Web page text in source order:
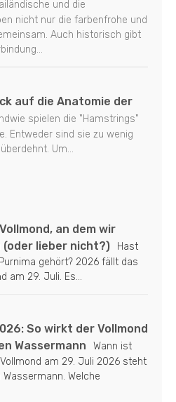
und die
nicht nur die farbenfrohe und
Auch historisch gibt
auf die Anatomie der
spielen die "Hamstrings"
Entweder sind sie zu wenig
Um...
an dem wir
(oder lieber nicht?)
Hast
gehört? 2026 fällt das
am 29. Juli. Es...
So wirkt der Vollmond
Wassermann
Wann ist
am 29. Juli 2026 steht
Welche